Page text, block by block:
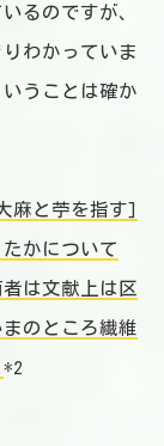
るのですが、
わかっていま
うことは確か
麻と苧を指す]
かについて
は文献上は区
のところ繊維
*2